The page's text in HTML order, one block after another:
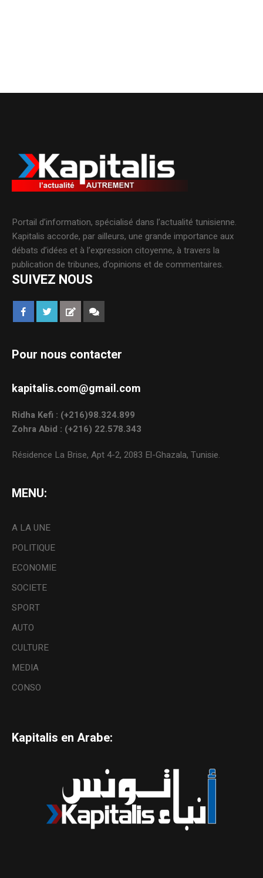
Portail d’information, spécialisé dans l’actualité tunisienne.
Kapitalis accorde, par ailleurs, une grande importance aux
débats d’idées et à l’expression citoyenne, à travers la
publication de tribunes, d’opinions et de commentaires.
SUIVEZ NOUS
Pour nous contacter
kapitalis.com@gmail.com
Ridha Kefi : (+216)98.324.899
Zohra Abid : (+216) 22.578.343
Résidence La Brise, Apt 4-2, 2083 El-Ghazala, Tunisie.
MENU:
A LA UNE
POLITIQUE
ECONOMIE
SOCIETE
SPORT
AUTO
CULTURE
MEDIA
CONSO
Kapitalis en Arabe: